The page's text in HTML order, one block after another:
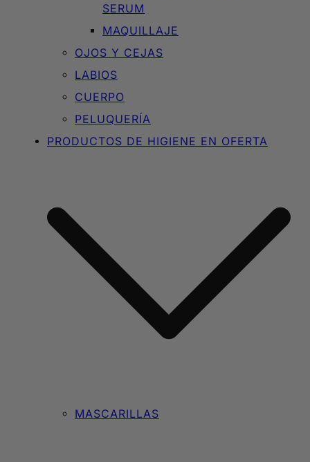
SERUM
MAQUILLAJE
OJOS Y CEJAS
LABIOS
CUERPO
PELUQUERÍA
PRODUCTOS DE HIGIENE EN OFERTA
MASCARILLAS